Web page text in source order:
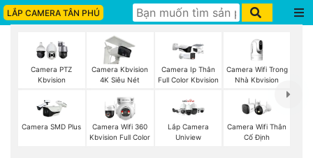
LẮP CAMERA TÂN PHÚ
Camera PTZ
Kbvision
Camera Kbvision
4K Siêu Nét
Camera Ip Thân
Full Color Kbvision
Camera Wifi Trong
Nhà Kbvision
Camera SMD Plus
Camera Wifi 360
Kbvision Full Color
Lắp Camera
Uniview
Camera Wifi Thân
Cố Định